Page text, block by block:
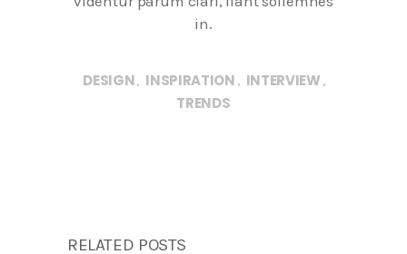
in.
DESIGN, INSPIRATION , INTERVIEW ,
TRENDS
RELATED POSTS